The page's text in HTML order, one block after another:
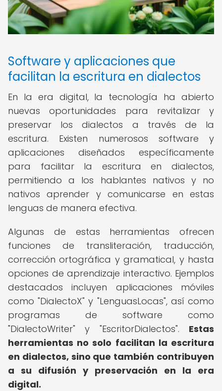
Software y aplicaciones que
facilitan la escritura en dialectos
En la era digital, la tecnología ha abierto
nuevas oportunidades para revitalizar y
preservar los dialectos a través de la
escritura. Existen numerosos software y
aplicaciones diseñados específicamente
para facilitar la escritura en dialectos,
permitiendo a los hablantes nativos y no
nativos aprender y comunicarse en estas
lenguas de manera efectiva.
Algunas de estas herramientas ofrecen
funciones de transliteración, traducción,
corrección ortográfica y gramatical, y hasta
opciones de aprendizaje interactivo. Ejemplos
destacados incluyen aplicaciones móviles
como "DialectoX" y "LenguasLocas", así como
programas de software como
"DialectoWriter" y "EscritorDialectos". Estas
herramientas no solo facilitan la escritura
en dialectos, sino que también contribuyen
a su difusión y preservación en la era
digital.